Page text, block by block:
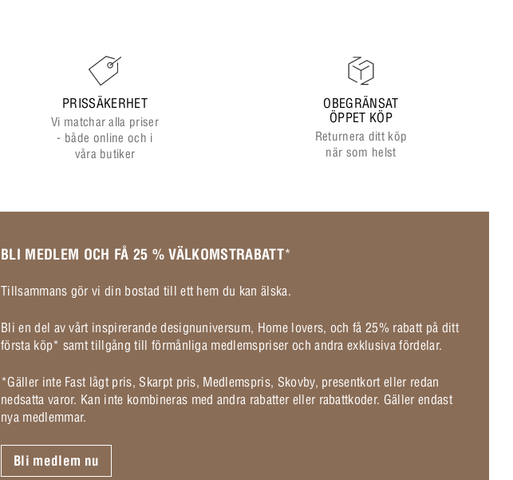
PRISSÄKERHET
Vi matchar alla priser
- både online och i
våra butiker
OBEGRÄNSAT
ÖPPET KÖP
Returnera ditt köp
när som helst
BLI MEDLEM OCH FÅ 25 % VÄLKOMSTRABATT*
Tillsammans gör vi din bostad till ett hem du kan älska.
Bli en del av vårt inspirerande designuniversum, Home lovers, och få 25% rabatt på ditt
första köp* samt tillgång till förmånliga medlemspriser och andra exklusiva fördelar.
*Gäller inte Fast lågt pris, Skarpt pris, Medlemspris, Skovby, presentkort eller redan
nedsatta varor. Kan inte kombineras med andra rabatter eller rabattkoder. Gäller endast
nya medlemmar.
Bli medlem nu